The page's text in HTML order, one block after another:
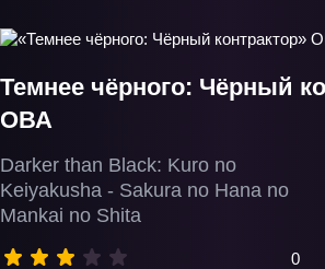
Темнее чёрного: Чёрный
ОВА
Darker than Black: Kuro no
Keiyakusha - Sakura no Hana no
Mankai no Shita
0